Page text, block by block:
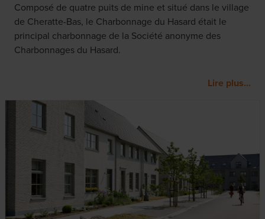
Composé de quatre puits de mine et situé dans le village
de Cheratte-Bas, le Charbonnage du Hasard était le
principal charbonnage de la Société anonyme des
Charbonnages du Hasard.
Lire plus...